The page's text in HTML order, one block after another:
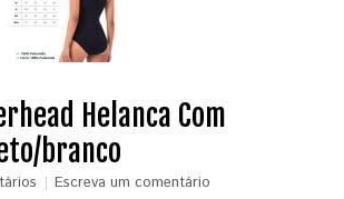
Helanca Com
branco
Escreva um comentário